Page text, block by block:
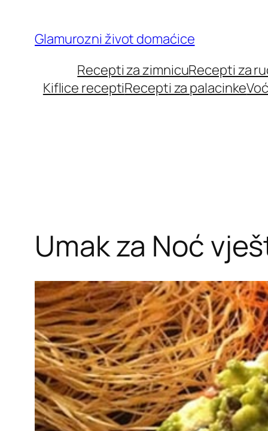
content
Glamurozni život domaćice
Recepti za zimnicuRecepti za
Kiflice receptiRecepti za palacinke
Umak za Noć